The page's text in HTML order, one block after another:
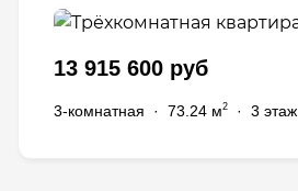
13 915 600 руб
3-комнатная · 73.24 м2 · 3 этаж